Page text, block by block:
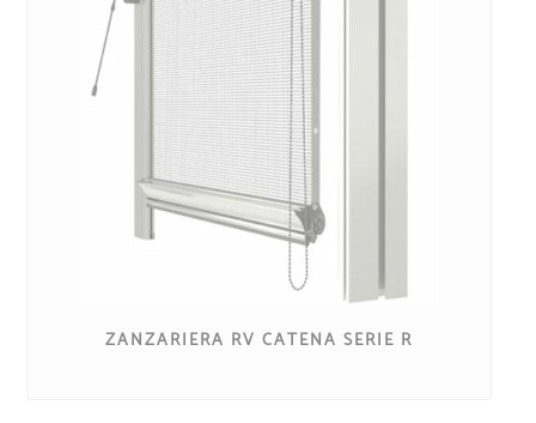
ZANZARIERA RV CATENA SERIE R